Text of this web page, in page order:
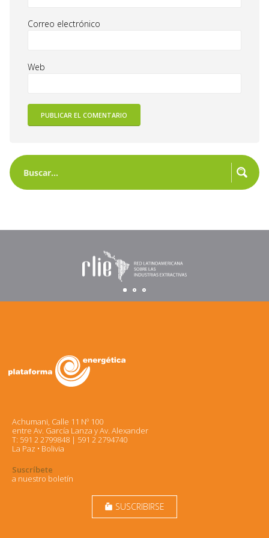
Correo electrónico
Web
Achumani, Calle 11 Nº 100
entre Av. García Lanza y Av. Alexander
T: 591 2 2799848 | 591 2 2794740
La Paz • Bolivia
Suscríbete
a nuestro boletín
markunread_mailbox SUSCRIBIRSE